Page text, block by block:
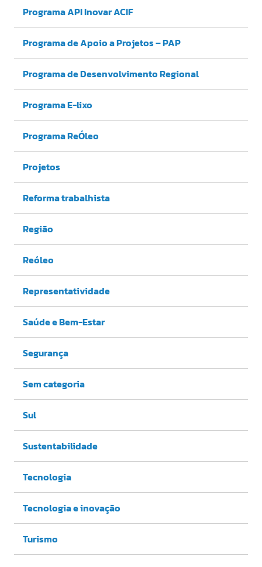
Programa API Inovar ACIF
Programa de Apoio a Projetos – PAP
Programa de Desenvolvimento Regional
Programa E-lixo
Programa ReÓleo
Projetos
Reforma trabalhista
Região
Reóleo
Representatividade
Saúde e Bem-Estar
Segurança
Sem categoria
Sul
Sustentabilidade
Tecnologia
Tecnologia e inovação
Turismo